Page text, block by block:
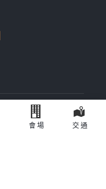
會場 交通